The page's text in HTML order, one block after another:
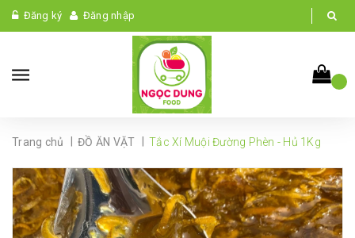
Đăng ký Đăng nhập
Trang chủ ĐỒ ĂN VẶT Tắc Xí Muội Đường Phèn - Hủ 1Kg